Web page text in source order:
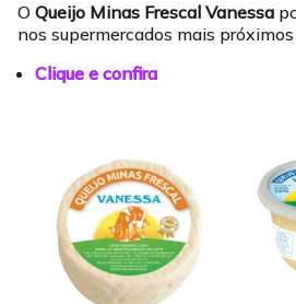
O Queijo Minas Frescal Vanessa
nos supermercados mais
Clique e confira